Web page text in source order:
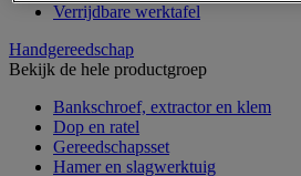
Verrijdbare werktafel
Handgereedschap
Bekijk de hele productgroep
Bankschroef, extractor en klem
Dop en ratel
Gereedschapsset
Hamer en slagwerktuig